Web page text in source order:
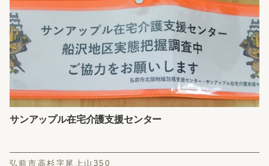
サンアップル在宅介護支援センター
弘前市高杉字尾上山350